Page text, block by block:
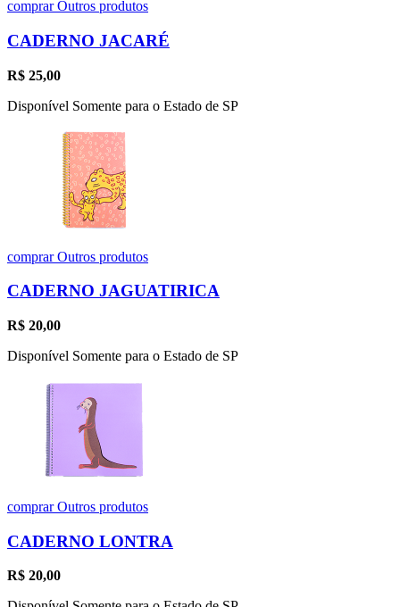
comprarOutros produtos
CADERNO JACARÉ
R$ 25,00
Disponível Somente para o Estado de SP
comprarOutros produtos
CADERNO JAGUATIRICA
R$ 20,00
Disponível Somente para o Estado de SP
comprarOutros produtos
CADERNO LONTRA
R$ 20,00